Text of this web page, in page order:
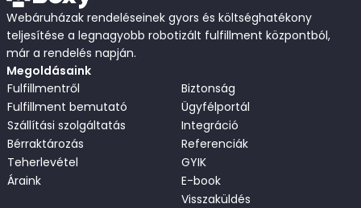
Webáruházak rendeléseinek gyors és költséghatékony
teljesítése a legnagyobb robotizált fulfillment központból,
már a rendelés napján.
Megoldásaink
Fulfillmentről
Fulfillment bemutató
Szállítási szolgáltatás
Bérraktározás
Teherlevétel
Áraink
Biztonság
Ügyfélportál
Integráció
Referenciák
GYIK
E-book
Visszaküldés